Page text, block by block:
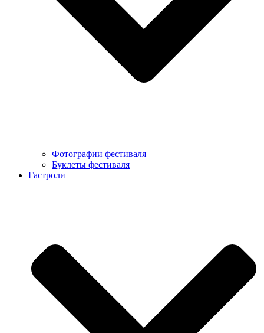
Фотографии фестиваля
Буклеты фестиваля
Гастроли